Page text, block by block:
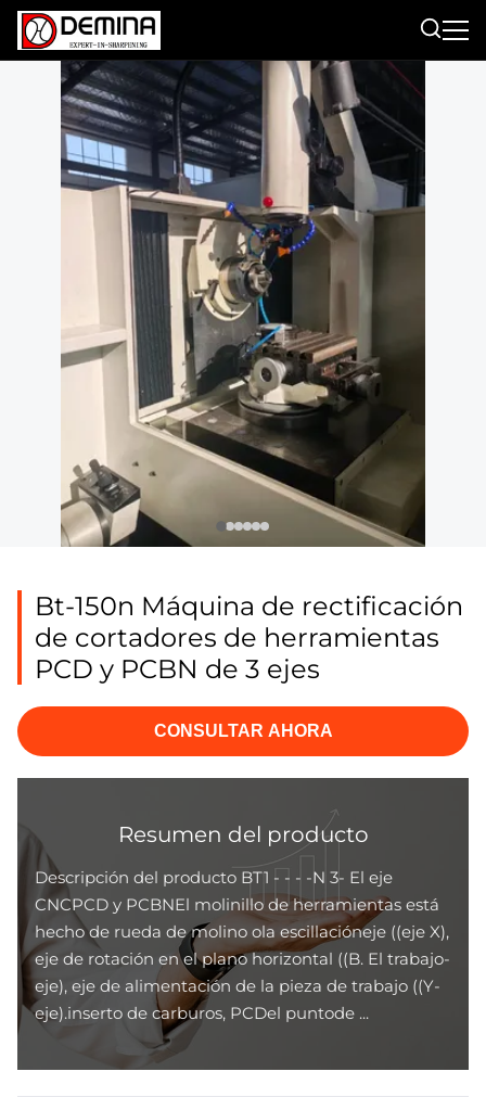
Bt-150n Máquina de rectificación
de cortadores de herramientas
PCD y PCBN de 3 ejes
CONSULTAR AHORA
Resumen del producto
Descripción del producto BT1 - - - -N 3- El eje
CNCPCD y PCBNEl molinillo de herramientas está
hecho de rueda de molino ola escillacióneje ((eje X),
eje de rotación en el plano horizontal ((B. El trabajo-
eje), eje de alimentación de la pieza de trabajo ((Y-
eje).inserto de carburos, PCDel puntode ...